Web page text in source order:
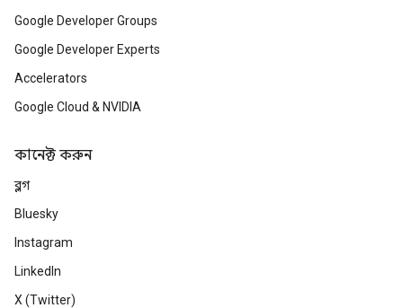
Google Developer Groups
Google Developer Experts
Accelerators
Google Cloud & NVIDIA
কানেক্ট করুন
ব্লগ
Bluesky
Instagram
LinkedIn
X (Twitter)